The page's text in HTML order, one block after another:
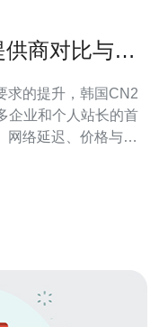
商对比与用
求的提升，韩国CN2
企业和个人站长的首
网络延迟、价格与售
选购时快速决策。